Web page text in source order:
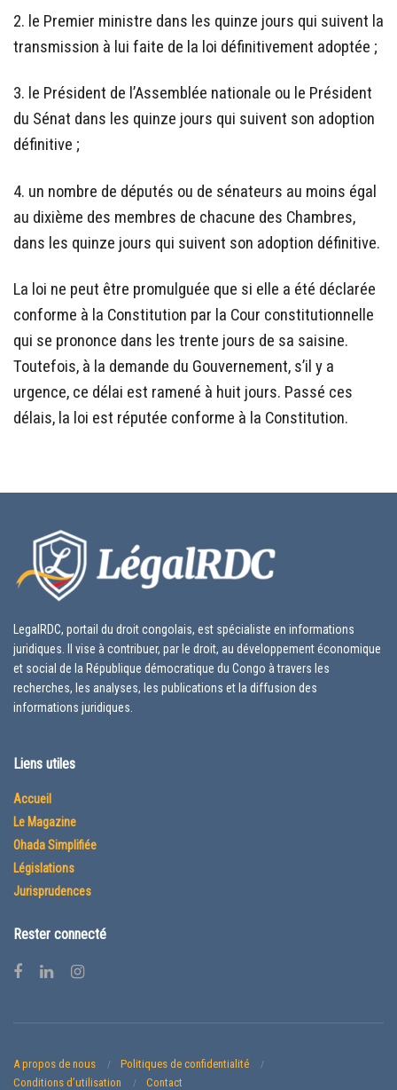
2. le Premier ministre dans les quinze jours qui suivent la
transmission à lui faite de la loi définitivement adoptée ;
3. le Président de l’Assemblée nationale ou le Président
du Sénat dans les quinze jours qui suivent son adoption
définitive ;
4. un nombre de députés ou de sénateurs au moins égal
au dixième des membres de chacune des Chambres,
dans les quinze jours qui suivent son adoption définitive.
La loi ne peut être promulguée que si elle a été déclarée
conforme à la Constitution par la Cour constitutionnelle
qui se prononce dans les trente jours de sa saisine.
Toutefois, à la demande du Gouvernement, s’il y a
urgence, ce délai est ramené à huit jours. Passé ces
délais, la loi est réputée conforme à la Constitution.
LegalRDC, portail du droit congolais, est spécialiste en informations
juridiques. Il vise à contribuer, par le droit, au développement économique
et social de la République démocratique du Congo à travers les
recherches, les analyses, les publications et la diffusion des
informations juridiques.
Liens utiles
Accueil
Le Magazine
Ohada Simplifiée
Législations
Jurisprudences
Rester connecté
A propos de nous
Politiques de confidentialité
Conditions d’utilisation
Contact